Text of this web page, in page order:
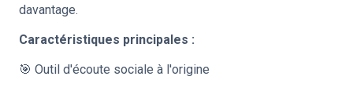
davantage.
Caractéristiques principales :
🎯 Outil d'écoute sociale à l'origine